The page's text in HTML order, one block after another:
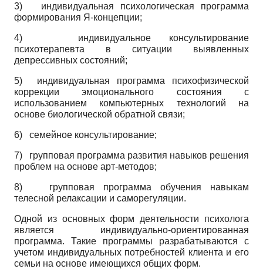
3) индивидуальная психологическая программа
формирования Я-концепции;
4) индивидуальное консультирование
психотерапевта в ситуации выявленных
депрессивных состояний;
5) индивидуальная программа психофизической
коррекции эмоционального состояния с
использованием компьютерных технологий на
основе биологической обратной связи;
6) семейное консультирование;
7) групповая программа развития навыков решения
проблем на основе арт-методов;
8) групповая программа обучения навыкам
телесной релаксации и саморегуляции.
Одной из основных форм деятельности психолога
является индивидуально-ориентированная
программа. Такие программы разрабатываются с
учетом индивидуальных потребностей клиента и его
семьи на основе имеющихся общих форм.